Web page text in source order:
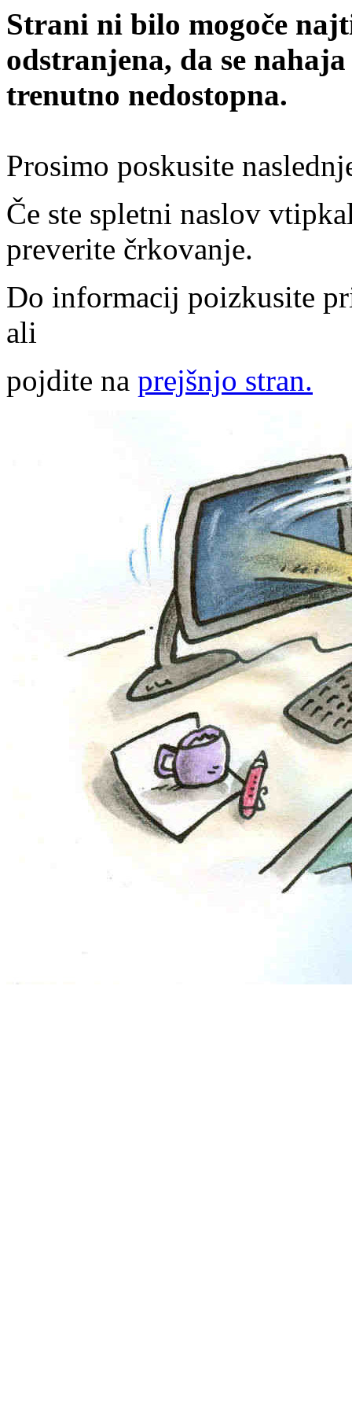
Strani ni bilo mogoče
odstranjena, da se
trenutno nedostopna.
Prosimo poskusite
Če ste spletni naslov
preverite črkovanje.
Do informacij poizkusite
ali
pojdite na prejšnjo stran.